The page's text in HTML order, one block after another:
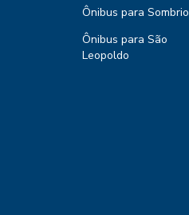
Ônibus para Sombrio
Ônibus para São
Leopoldo